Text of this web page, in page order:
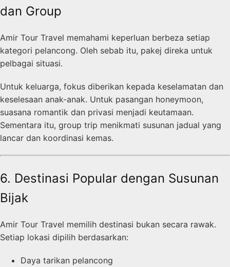
dan Group
Amir Tour Travel memahami keperluan berbeza setiap
kategori pelancong. Oleh sebab itu, pakej direka untuk
pelbagai situasi.
Untuk keluarga, fokus diberikan kepada keselamatan dan
keselesaan anak-anak. Untuk pasangan honeymoon,
suasana romantik dan privasi menjadi keutamaan.
Sementara itu, group trip menikmati susunan jadual yang
lancar dan koordinasi kemas.
6. Destinasi Popular dengan Susunan
Bijak
Amir Tour Travel memilih destinasi bukan secara rawak.
Setiap lokasi dipilih berdasarkan:
Daya tarikan pelancong